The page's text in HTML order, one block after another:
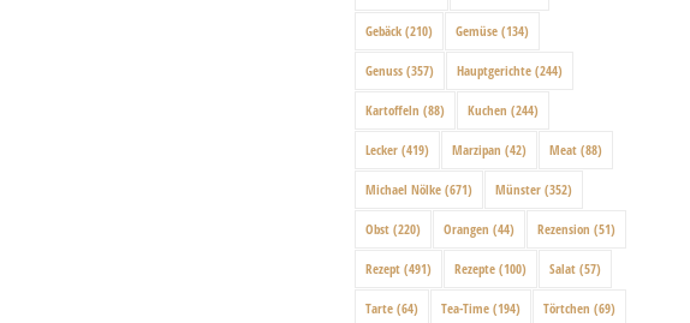
Gebäck (210) Gemüse (134)
Genuss (357) Hauptgerichte (244)
Kartoffeln (88) Kuchen (244)
Lecker (419) Marzipan (42) Meat (88)
Michael Nölke (671) Münster (352)
Obst (220) Orangen (44) Rezension (51)
Rezept (491) Rezepte (100) Salat (57)
Tarte (64) Tea-Time (194) Törtchen (69)